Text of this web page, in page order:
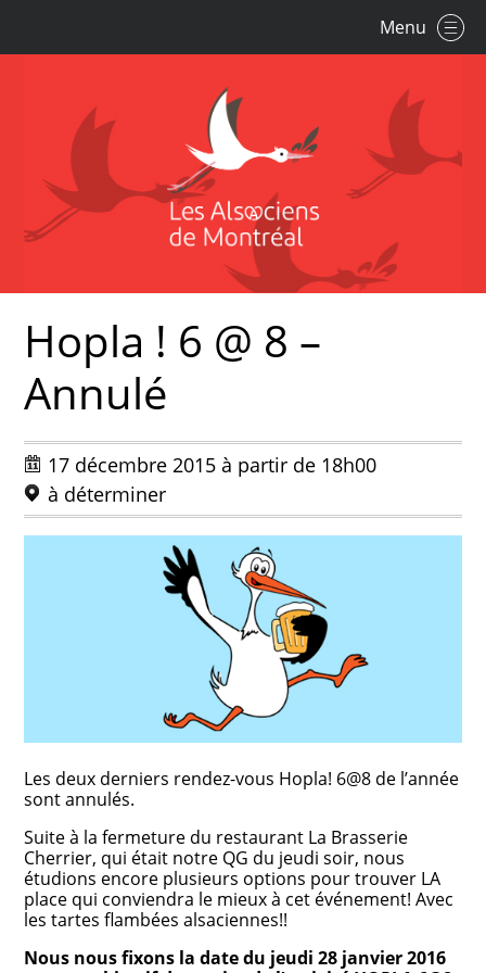
Menu
Hopla ! 6 @ 8 –
Annulé
17 décembre 2015 à partir de 18h00
à déterminer
Les deux derniers rendez-vous Hopla! 6@8 de l’année
sont annulés.
Suite à la fermeture du restaurant La Brasserie
Cherrier, qui était notre QG du jeudi soir, nous
étudions encore plusieurs options pour trouver LA
place qui conviendra le mieux à cet événement! Avec
les tartes flambées alsaciennes!!
Nous nous fixons la date du jeudi 28 janvier 2016